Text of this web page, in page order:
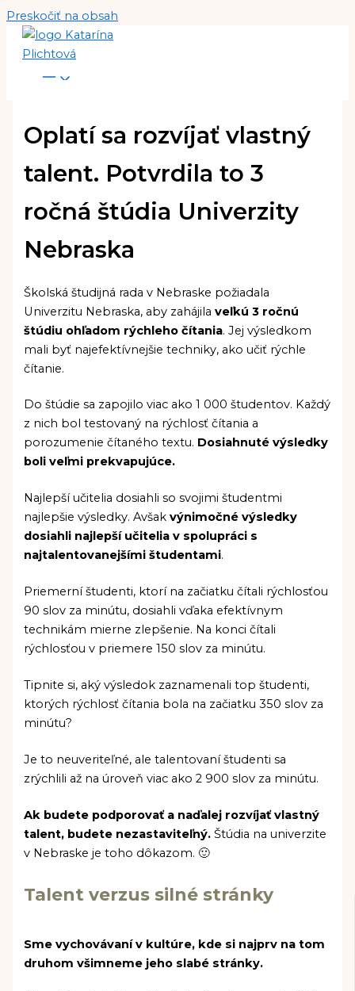
Preskočiť na obsah
Oplatí sa rozvíjať vlastný
talent. Potvrdila to 3
ročná štúdia Univerzity
Nebraska
Školská študijná rada v Nebraske požiadala
Univerzitu Nebraska, aby zahájilaveľkú 3 ročnú
štúdiu ohľadom rýchleho čítania. Jej výsledkom
mali byť najefektívnejšie techniky, ako učiť rýchle
čítanie.
Do štúdie sa zapojilo viac ako 1 000 študentov. Každý
z nich bol testovaný na rýchlosť čítania a
porozumenie čítaného textu. Dosiahnuté výsledky
boli veľmi prekvapujúce.
Najlepší učitelia dosiahli so svojimi študentmi
najlepšie výsledky. Avšakvýnimočné výsledky
dosiahli najlepší učitelia v spolupráci s
najtalentovanejšími študentami.
Priemerní študenti, ktorí na začiatku čítali rýchlosťou
90 slov za minútu, dosiahli vďaka efektívnym
technikám mierne zlepšenie. Na konci čítali
rýchlosťou v priemere 150 slov za minútu.
Tipnite si, aký výsledok zaznamenali top študenti,
ktorých rýchlosť čítania bola na začiatku 350 slov za
minútu?
Je to neuveriteľné, ale talentovaní študenti sa
zrýchlili až na úroveň viac ako 2 900 slov za minútu.
Ak budete podporovať a naďalej rozvíjať vlastný
talent, budete nezastaviteľný. Štúdia na univerzite
v Nebraske je toho dôkazom. 🙂
Talent verzus silné stránky
Sme vychovávaní v kultúre, kde si najprv na tom
druhom všimneme jeho slabé stránky.